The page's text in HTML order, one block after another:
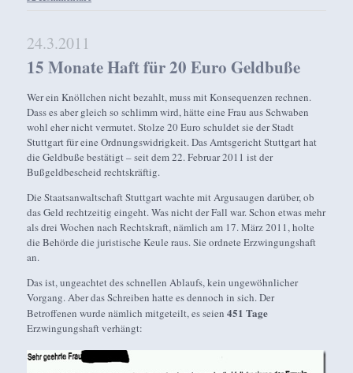
24.3.2011
15 Monate Haft für 20 Euro Geldbuße
Wer ein Knöllchen nicht bezahlt, muss mit Konsequenzen rechnen.
Dass es aber gleich so schlimm wird, hätte eine Frau aus Schwaben
wohl eher nicht vermutet. Stolze 20 Euro schuldet sie der Stadt
Stuttgart für eine Ordnungswidrigkeit. Das Amtsgericht Stuttgart hat
die Geldbuße bestätigt – seit dem 22. Februar 2011 ist der
Bußgeldbescheid rechtskräftig.
Die Staatsanwaltschaft Stuttgart wachte mit Argusaugen darüber, ob
das Geld rechtzeitig eingeht. Was nicht der Fall war. Schon etwas mehr
als drei Wochen nach Rechtskraft, nämlich am 17. März 2011, holte
die Behörde die juristische Keule raus. Sie ordnete Erzwingungshaft
an.
Das ist, ungeachtet des schnellen Ablaufs, kein ungewöhnlicher
Vorgang. Aber das Schreiben hatte es dennoch in sich. Der
Betroffenen wurde nämlich mitgeteilt, es seien451 Tage
Erzwingungshaft verhängt: